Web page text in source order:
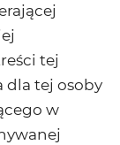
tej
dla tej osoby
w